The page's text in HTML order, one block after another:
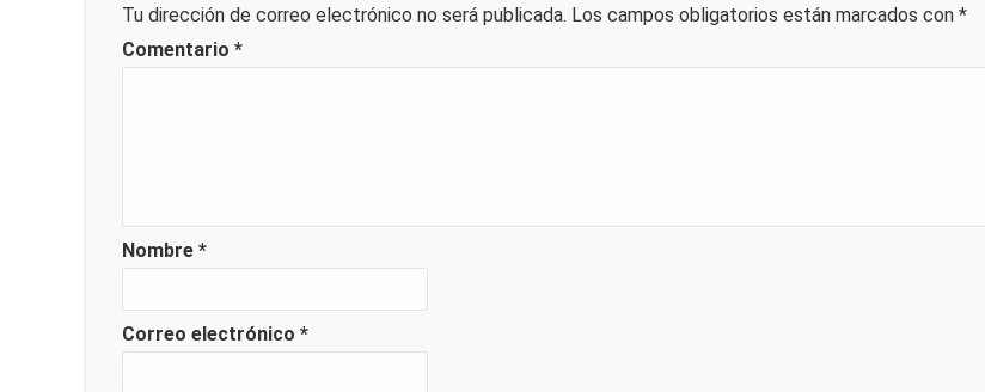
Tu dirección de correo electrónico no será publicada. Los campos obligatorios están marcados con *
Comentario *
Nombre *
Correo electrónico *